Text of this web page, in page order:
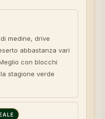
medine, drive
abbastanza vari
con blocchi
stagione verde